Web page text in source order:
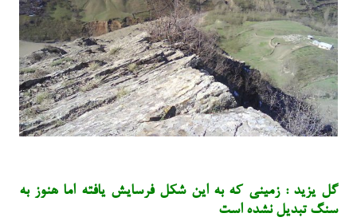
گل یزید : زمینی که به این شکل فرسایش یافته اما هنوز به
سنگ تبدیل نشده است